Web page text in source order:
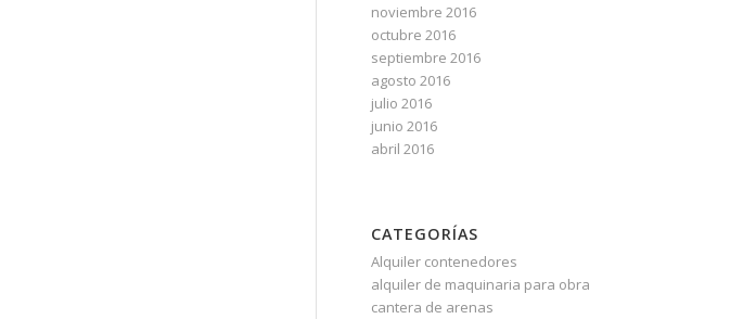
noviembre 2016
octubre 2016
septiembre 2016
agosto 2016
julio 2016
junio 2016
abril 2016
CATEGORÍAS
Alquiler contenedores
alquiler de maquinaria para obra
cantera de arenas